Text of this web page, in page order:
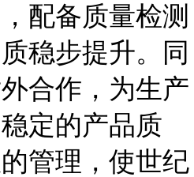
配备质量检测
稳步提升。同
合作，为生产
定的产品质
管理，使世纪